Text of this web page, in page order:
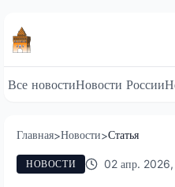
Все новостиНовости России
Главная>Новости>Статья
НОВОСТИ 02 апр.